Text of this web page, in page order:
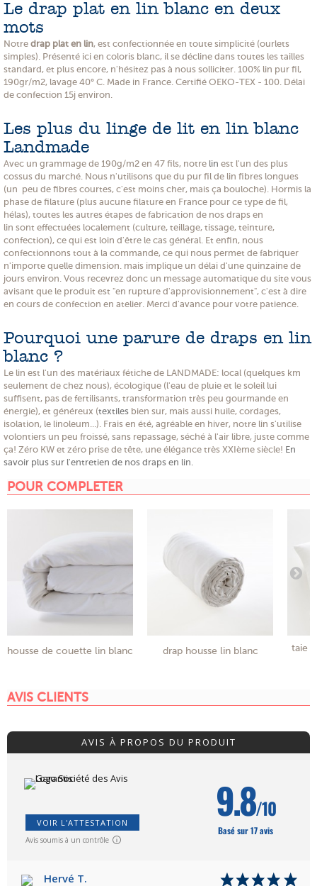
Le drap plat en lin blanc en deux
mots
Notre drap plat en lin, est confectionnée en toute simplicité (ourlets
simples). Présenté ici en coloris blanc, il se décline dans toutes les tailles
standard, et plus encore, n'hésitez pas à nous solliciter. 100% lin pur fil,
190gr/m2, lavage 40° C. Made in France. Certifié OEKO-TEX - 100. Délai
de confection 15j environ.
Les plus du linge de lit en lin blanc
Landmade
Avec un grammage de 190g/m2 en 47 fils, notre lin est l'un des plus
cossus du marché. Nous n'utilisons que du pur fil de lin fibres longues
(un peu de fibres courtes, c'est moins cher, mais ça bouloche). Hormis la
phase de filature (plus aucune filature en France pour ce type de fil,
hélas), toutes les autres étapes de fabrication de nos draps en
lin sont effectuées localement (culture, teillage, tissage, teinture,
confection), ce qui est loin d'être le cas général. Et enfin, nous
confectionnons tout à la commande, ce qui nous permet de fabriquer
n'importe quelle dimension. mais implique un délai d'une quinzaine de
jours environ. Vous recevrez donc un message automatique du site vous
avisant que le produit est "en rupture d'approvisionnement", c'est à dire
en cours de confection en atelier. Merci d'avance pour votre patience.
Pourquoi une parure de draps en lin
blanc ?
Le lin est l'un des matériaux fétiche de LANDMADE: local (quelques km
seulement de chez nous), écologique (l'eau de pluie et le soleil lui
suffisent, pas de fertilisants, transformation très peu gourmande en
énergie), et généreux (textiles bien sur, mais aussi huile, cordages,
isolation, le linoleum...). Frais en été, agréable en hiver, notre lin s'utilise
volontiers un peu froissé, sans repassage, séché à l'air libre, juste comme
ça! Zéro KW et zéro prise de tête, une élégance très XXIème siècle! En
savoir plus sur l'entretien de nos draps en lin.
POUR COMPLETER
housse de couette lin blanc drap housse lin blanc taie
AVIS CLIENTS
AVIS À PROPOS DU PRODUIT
VOIR L'ATTESTATION
Avis soumis à un contrôle
9.8/10
Basé sur 17 avis
Hervé T.